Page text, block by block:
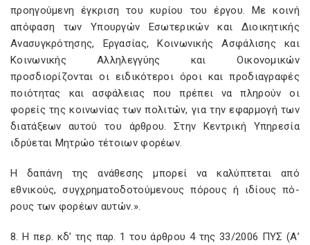
προηγούμενη έγκριση του κυρίου του έργου. Με κοινή
απόφαση των Υπουργών Εσωτερικών και Διοικητικής
Ανασυγκρότησης, Εργασίας, Κοινωνικής Ασφάλισης και
Κοινωνικής Αλληλεγγύης και Οικονομικών
προσδιορίζονται οι ειδικότεροι όροι και προδιαγραφές
ποιότητας και ασφάλειας που πρέπει να πληρούν οι
φορείς της κοινωνίας των πολιτών, για την εφαρμογή των
διατάξεων αυτού του άρθρου. Στην Κεντρική Υπηρεσία
ιδρύεται Μητρώο τέτοιων φορέων.
Η δαπάνη της ανάθεσης μπορεί να καλύπτεται από
εθνικούς, συγχρηματοδοτούμενους πόρους ή ιδίους πό-
ρους των φορέων αυτών.».
8. Η περ. κδ’ της παρ. 1 του άρθρου 4 της 33/2006 ΠΥΣ (Α’